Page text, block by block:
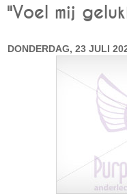
"Voel mij
DONDERDAG, 23 JULI